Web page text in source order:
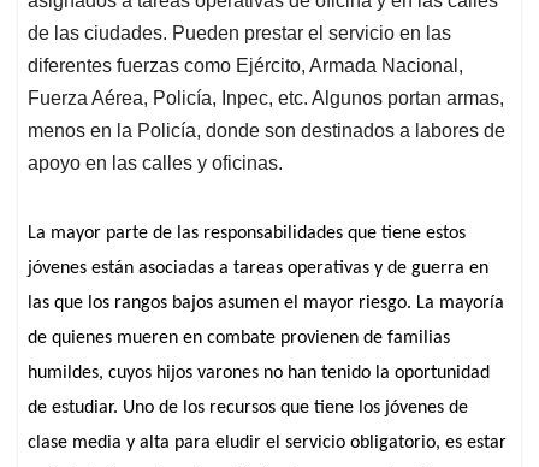
de las ciudades. Pueden prestar el servicio en las
diferentes fuerzas como Ejército, Armada Nacional,
Fuerza Aérea, Policía, Inpec, etc. Algunos portan armas,
menos en la Policía, donde son destinados a labores de
apoyo en las calles y oficinas.
La mayor parte de las responsabilidades que tiene estos
jóvenes están asociadas a tareas operativas y de guerra en
las que los rangos bajos asumen el mayor riesgo. La mayoría
de quienes mueren en combate provienen de familias
humildes, cuyos hijos varones no han tenido la oportunidad
de estudiar. Uno de los recursos que tiene los jóvenes de
clase media y alta para eludir el servicio obligatorio, es estar